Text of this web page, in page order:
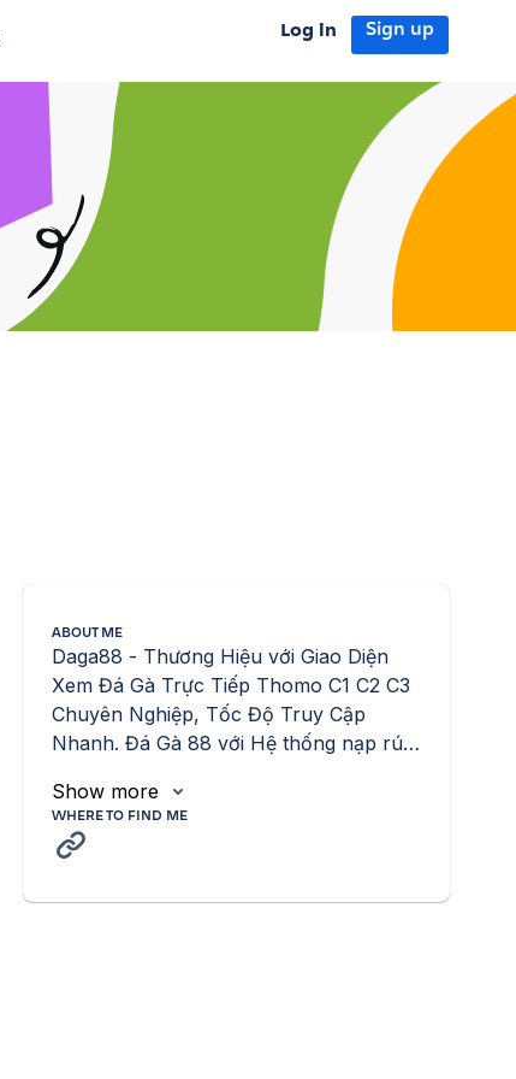
Log in Sign up
ABOUT ME
Daga88 - Thương Hiệu với Giao Diện
Xem Đá Gà Trực Tiếp Thomo C1 C2 C3
Chuyên Nghiệp, Tốc Độ Truy Cập
Nhanh. Đá Gà 88 với Hệ thống nạp rút
https://phonozoic.com/
Show more
WHERE TO FIND ME